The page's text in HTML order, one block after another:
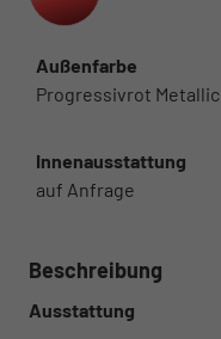
Außenfarbe
Progressivrot Metallic
Innenausstattung
auf Anfrage
Beschreibung
Ausstattung